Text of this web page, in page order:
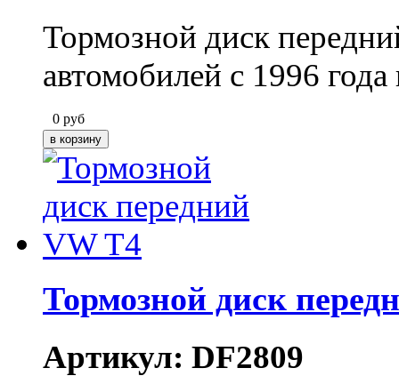
Тормозной диск
автомобилей с 1996
0 руб
Тормозной диск
Артикул: DF2809